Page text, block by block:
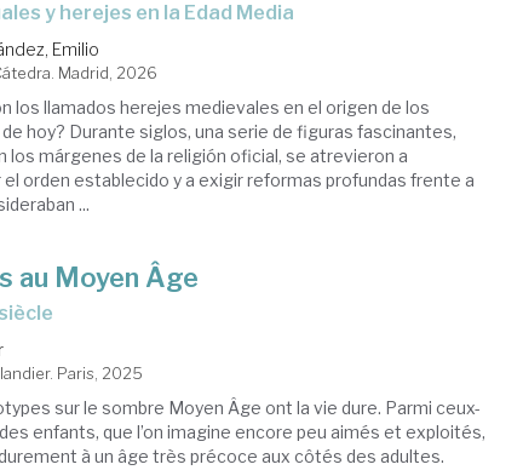
y herejes en la Edad Media
Emilio
Madrid, 2026
los llamados herejes medievales en el origen de los
hoy? Durante siglos, una serie de figuras fascinantes,
los márgenes de la religión oficial, se atrevieron a
orden establecido y a exigir reformas profundas frente a
...
au Moyen Âge
siècle
Paris, 2025
sur le sombre Moyen Âge ont la vie dure. Parmi ceux-
enfants, que l’on imagine encore peu aimés et exploités,
à un âge très précoce aux côtés des adultes.